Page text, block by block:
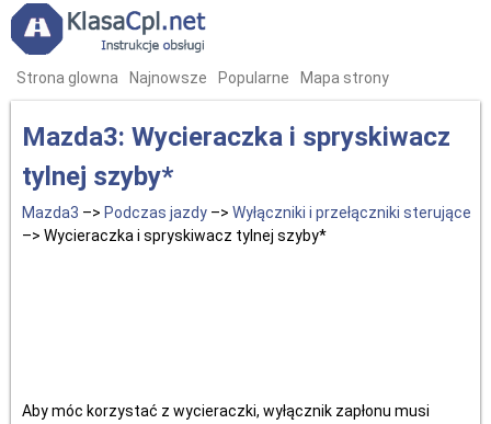
Strona glowna Najnowsze Popularne Mapa strony
Mazda3: Wycieraczka i spryskiwacz
tylnej szyby*
Mazda3 –> Podczas jazdy –> Wyłączniki i przełączniki sterujące
–> Wycieraczka i spryskiwacz tylnej szyby*
Aby móc korzystać z wycieraczki, wyłącznik zapłonu musi